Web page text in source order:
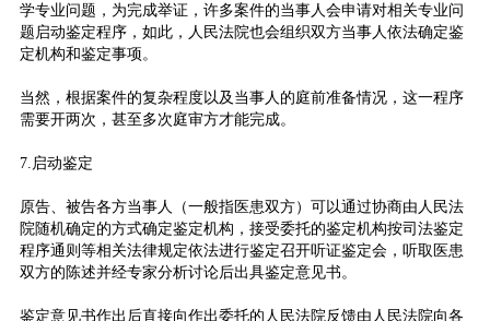
学专业问题，为完成举证，许多案件的当事人会申请对相关专业问
题启动鉴定程序，如此，人民法院也会组织双方当事人依法确定鉴
定机构和鉴定事项。
当然，根据案件的复杂程度以及当事人的庭前准备情况，这一程序
需要开两次，甚至多次庭审方才能完成。
7.启动鉴定
原告、被告各方当事人（一般指医患双方）可以通过协商由人民法
院随机确定的方式确定鉴定机构，接受委托的鉴定机构按司法鉴定
程序通则等相关法律规定依法进行鉴定召开听证鉴定会，听取医患
双方的陈述并经专家分析讨论后出具鉴定意见书。
鉴定意见书作出后直接向作出委托的人民法院反馈由人民法院向各